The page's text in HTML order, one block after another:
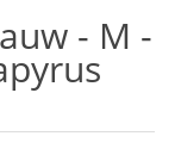
- M -